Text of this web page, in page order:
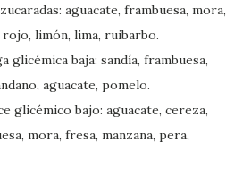
aguacate, frambuesa, mora,
rojo, limón, lima, ruibarbo.
glicémica baja: sandía, frambuesa,
aguacate, pomelo.
glicémico bajo: aguacate, cereza,
mora, fresa, manzana, pera,